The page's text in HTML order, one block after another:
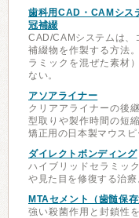
歯科用CAD・CAMシス
冠補綴
CAD/CAMシステムは、
補綴物を作製する方法
ラミックを混ぜた素材
ない。
アソアライナー
クリアアライナーの後
型取りや製作時間の短
矯正用の日本製マウスピ
ダイレクトボンディング
ハイブリッドセラミッ
や見た目を修復する治療
MTAセメント（歯髄保存
強い殺菌作用と封鎖性